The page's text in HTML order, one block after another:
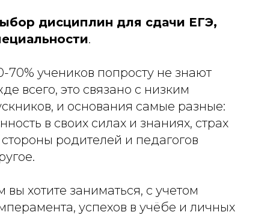
дисциплин для сдачи ЕГЭ,
.
70% учеников попросту не знают
всего, это связано с низким
и основания самые разные:
в своих силах и знаниях, страх
родителей и педагогов
хотите заниматься, с учетом
успехов в учёбе и личных